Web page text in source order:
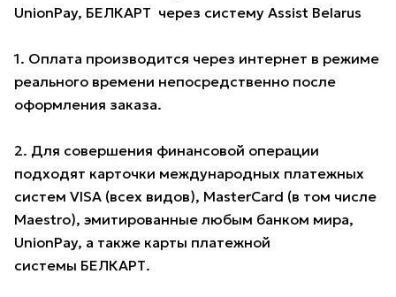
UnionPay, БЕЛКАРТ через систему Assist Belarus
1. Оплата производится через интернет в режиме
реального времени непосредственно после
оформления заказа.
2. Для совершения финансовой операции
подходят карточки международных платежных
систем VISA (всех видов), MasterCard (в том числе
Maestro), эмитированные любым банком мира,
UnionPay, а также карты платежной
системы БЕЛКАРТ.